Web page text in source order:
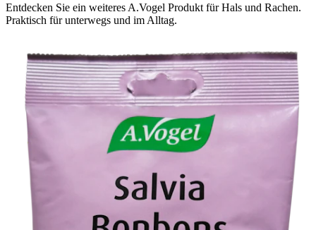
Entdecken Sie ein weiteres A.Vogel Produkt für Hals und Rachen.
Praktisch für unterwegs und im Alltag.